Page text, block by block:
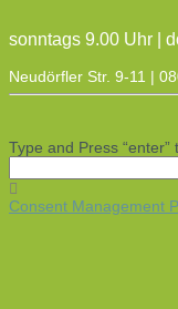
sonntags 9.00 Uhr |
Neudörfler Str. 9-11 |
Type and Press “enter”
Consent Management